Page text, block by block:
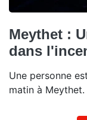
Meythet :
dans
Une personne
matin à Meythet.